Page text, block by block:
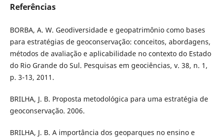
Referências
BORBA, A. W. Geodiversidade e geopatrimônio como bases
para estratégias de geoconservação: conceitos, abordagens,
métodos de avaliação e aplicabilidade no contexto do Estado
do Rio Grande do Sul. Pesquisas em geociências, v. 38, n. 1,
p. 3-13, 2011.
BRILHA, J. B. Proposta metodológica para uma estratégia de
geoconservação. 2006.
BRILHA, J. B. A importância dos geoparques no ensino e